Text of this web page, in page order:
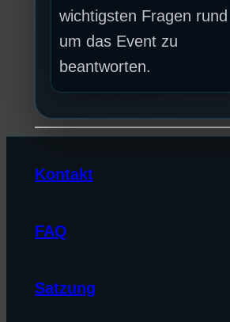
wichtigsten Fragen rund
um das Event zu
beantworten.
Kontakt
FAQ
Satzung